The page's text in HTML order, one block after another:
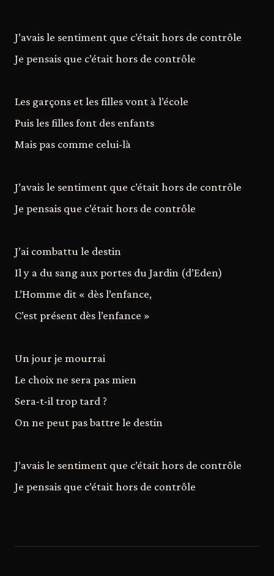
J’avais le sentiment que c’était hors de contrôle
Je pensais que c’était hors de contrôle
Les garçons et les filles vont à l’école
Puis les filles font des enfants
Mais pas comme celui-là
J’avais le sentiment que c’était hors de contrôle
Je pensais que c’était hors de contrôle
J’ai combattu le destin
Il y a du sang aux portes du Jardin (d’Eden)
L’Homme dit « dès l’enfance,
C’est présent dès l’enfance »
Un jour je mourrai
Le choix ne sera pas mien
Sera-t-il trop tard ?
On ne peut pas battre le destin
J’avais le sentiment que c’était hors de contrôle
Je pensais que c’était hors de contrôle